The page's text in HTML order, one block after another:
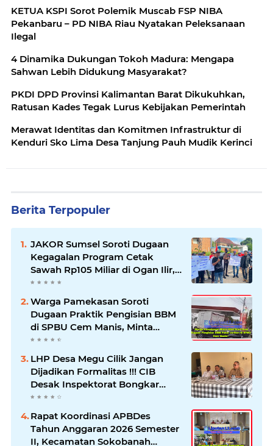
KETUA KSPI Sorot Polemik Muscab FSP NIBA
Pekanbaru – PD NIBA Riau Nyatakan Peleksanaan
Ilegal
4 Dinamika Dukungan Tokoh Madura: Mengapa
Sahwan Lebih Didukung Masyarakat?
PKDI DPD Provinsi Kalimantan Barat Dikukuhkan,
Ratusan Kades Tegak Lurus Kebijakan Pemerintah
Merawat Identitas dan Komitmen Infrastruktur di
Kenduri Sko Lima Desa Tanjung Pauh Mudik Kerinci
Berita Terpopuler
JAKOR Sumsel Soroti Dugaan
Kegagalan Program Cetak
Sawah Rp105 Miliar di Ogan Ilir,
Desak Kadis Pertanian Mundur
Warga Pamekasan Soroti
Dugaan Praktik Pengisian BBM
di SPBU Cem Manis, Minta
Klarifikasi dan Pengawasan
LHP Desa Megu Cilik Jangan
Dijadikan Formalitas !!! CIB
Desak Inspektorat Bongkar
Seluruh Fakta dan Hentikan
Dugaan Permainan Oknum
Rapat Koordinasi APBDes
Tahun Anggaran 2026 Semester
II, Kecamatan Sokobanah